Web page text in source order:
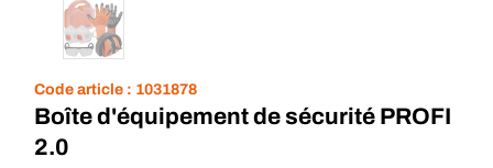
Code article : 1031878
Boîte d'équipement de sécurité PROFI
2.0